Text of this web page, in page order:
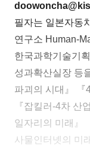
필자는 일본자동
연구소 Human-
한국과학기술기
성과확산실장 등
파괴의 시대』 『
『잡킬러-4차 산
일자리의 미래』
사물인터넷의 미